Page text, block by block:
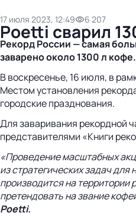
17 июля 2023, 12:49 6 207
Poetti сварил
Рекорд России — самая
заварено около 1300 л
В воскресенье, 16 июля, в
Местом установления
городские празднования.
Для заваривания рекордной
представителями «Книги
«Проведение масштабных
из стратегических задач
производится на территории
претендовать на звание
Poetti.